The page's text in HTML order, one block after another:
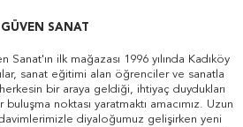
GÜVEN SANAT
Sanat'ın ilk mağazası 1996 yılında Kadıköy
sanat eğitimi alan öğrenciler ve sanatla
bir araya geldiği, ihtiyaç duydukları
noktası yaratmaktı amacımız. Uzun
diyaloğumuz gelişirken yeni